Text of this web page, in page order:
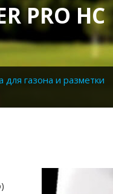
PRO HC
для газона и разметки